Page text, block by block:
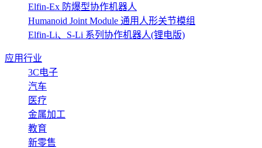
Elfin-Ex 防爆型协作机器人
Humanoid Joint Module 通用人形关节模组
Elfin-Li、S-Li 系列协作机器人(锂电版)
应用行业
3C电子
汽车
医疗
金属加工
教育
新零售